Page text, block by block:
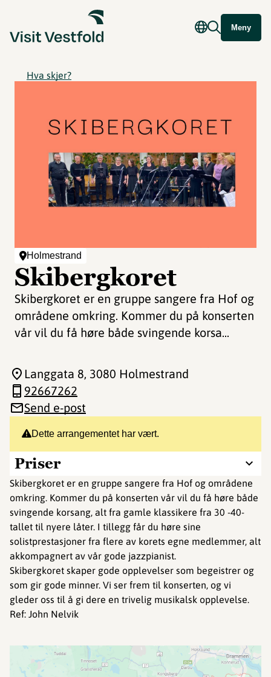
Meny
Hva skjer?
Holmestrand
Skibergkoret
Skibergkoret er en gruppe sangere fra Hof og
områdene omkring. Kommer du på konserten
vår vil du få høre både svingende korsa...
Dette arrangementet har vært.
Priser
Skibergkoret er en gruppe sangere fra Hof og områdene
omkring. Kommer du på konserten vår vil du få høre både
svingende korsang, alt fra gamle klassikere fra 30 -40-
tallet til nyere låter. I tillegg får du høre sine
solistprestasjoner fra flere av korets egne medlemmer, alt
akkompagnert av vår gode jazzpianist.
Skibergkoret skaper gode opplevelser som begeistrer og
som gir gode minner. Vi ser frem til konserten, og vi
gleder oss til å gi dere en trivelig musikalsk opplevelse.
Ref: John Nelvik
Langgata 8, 3080 Holmestrand
92667262
Send e-post